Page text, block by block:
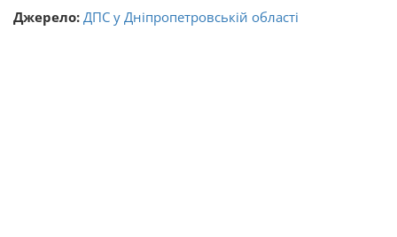
Джерело: ДПС у Дніпропетровській області